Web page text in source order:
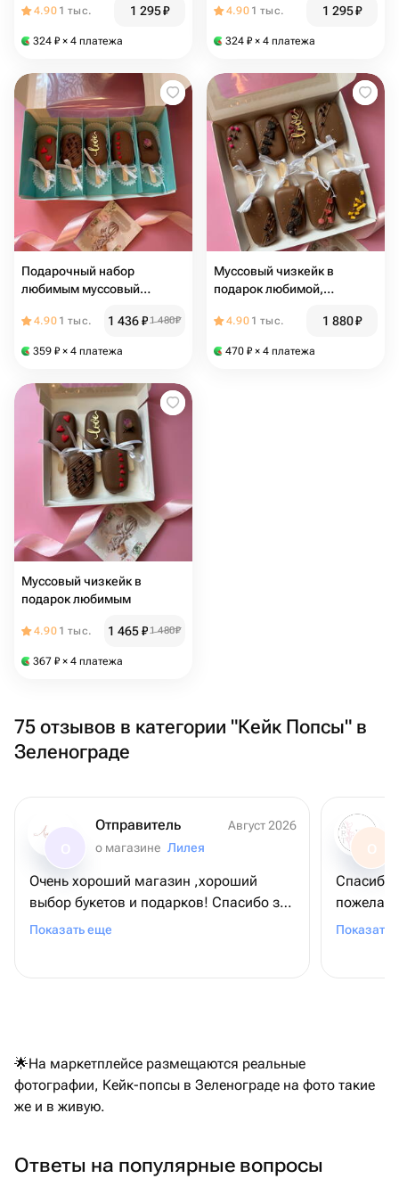
4.90 1 тыс. 1 295₽
324 ₽ × 4 платежа
4.90 1 тыс. 1 295₽
324 ₽ × 4 платежа
Подарочный набор
любимым муссовый
4.90 1 тыс. 1 436₽1 480₽
359 ₽ × 4 платежа
Муссовый чизкейк в
подарок любимой,
4.90 1 тыс. 1 880₽
470 ₽ × 4 платежа
Муссовый чизкейк в
подарок любимым
4.90 1 тыс. 1 465₽1 480₽
367 ₽ × 4 платежа
75 отзывов в категории "Кейк Попсы" в
Зеленограде
Отправитель
Август 2026
о магазине Лилея
Очень хороший магазин ,хороший
выбор букетов и подарков! Спасибо за
прекрасный букет!
Показать еще
О
Спасибо
Показать
🌟На маркетплейсе размещаются реальные
фотографии, Кейк-попсы в Зеленограде на фото такие
же и в живую.
Ответы на популярные вопросы